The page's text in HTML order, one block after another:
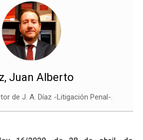
Juan Alberto
de J. A. Díaz -Litigación Penal-.